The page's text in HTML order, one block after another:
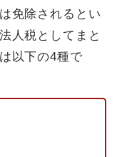
免除されるとい
人税としてまと
以下の4種で